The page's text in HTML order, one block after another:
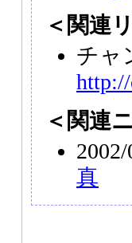
＜関連
チャ
http://
＜関連
真